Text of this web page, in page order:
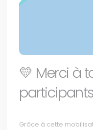
💛 Merci à
participants
Grâce à cette